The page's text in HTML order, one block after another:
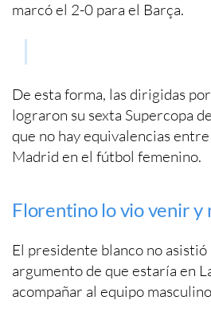
marcó el 2-0 para el Barça.
De esta forma, las dirigidas
lograron su sexta Supercopa
que no hay equivalencias
Madrid en el fútbol femenino.
Florentino lo vio venir y
El presidente blanco no asistió
argumento de que estaría en
acompañar al equipo